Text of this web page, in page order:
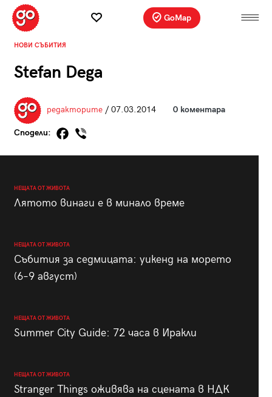
GoMap
НОВИ СЪБИТИЯ
Stefan Dega
редакторите/ 07.03.2014 0 коментара
Сподели:
НЕЩАТА ОТ ЖИВОТА
Лятото винаги е в минало време
НЕЩАТА ОТ ЖИВОТА
Събития за седмицата: уикенд на морето
(6–9 август)
НЕЩАТА ОТ ЖИВОТА
Summer City Guide: 72 часа в Иракли
НЕЩАТА ОТ ЖИВОТА
Stranger Things оживява на сцената в НДК